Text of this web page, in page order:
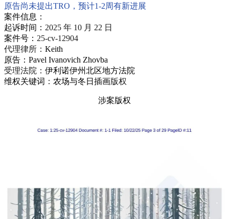
原告尚未提出TRO，预计1-2周有新进展
案件信息：
起诉时间： 2025 年 10 月 22 日
案件号： 25-cv-12904
代理律所： Keith
原告：Pavel Ivanovich Zhovba
受理法院： 伊利诺伊州北区地方法院
维权关键词 ： 农场与冬日插画版权
涉案版权